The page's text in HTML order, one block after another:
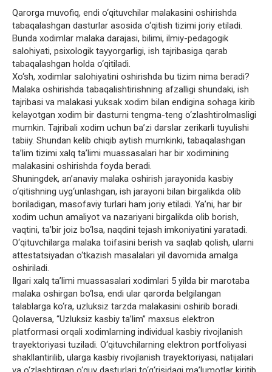
Qarorga muvofiq, endi o‘qituvchilar malakasini oshirishda
tabaqalashgan dasturlar asosida o‘qitish tizimi joriy etiladi.
Bunda xodimlar malaka darajasi, bilimi, ilmiy-pedagogik
salohiyati, psixologik tayyorgarligi, ish tajribasiga qarab
tabaqalashgan holda o‘qitiladi.
Xo‘sh, xodimlar salohiyatini oshirishda bu tizim nima beradi?
Malaka oshirishda tabaqalishtirishning afzalligi shundaki, ish
tajribasi va malakasi yuksak xodim bilan endigina sohaga kirib
kelayotgan xodim bir dasturni tengma-teng o‘zlashtirolmasligi
mumkin. Tajribali xodim uchun ba’zi darslar zerikarli tuyulishi
tabiiy. Shundan kelib chiqib aytish mumkinki, tabaqalashgan
ta’lim tizimi xalq ta’limi muassasalari har bir xodimining
malakasini oshirishda foyda beradi.
Shuningdek, an’anaviy malaka oshirish jarayonida kasbiy
o‘qitishning uyg‘unlashgan, ish jarayoni bilan birgalikda olib
boriladigan, masofaviy turlari ham joriy etiladi. Ya’ni, har bir
xodim uchun amaliyot va nazariyani birgalikda olib borish,
vaqtini, ta’bir joiz bo‘lsa, naqdini tejash imkoniyatini yaratadi.
O‘qituvchilarga malaka toifasini berish va saqlab qolish, ularni
attestatsiyadan o‘tkazish masalalari yil davomida amalga
oshiriladi.
Ilgari xalq ta’limi muassasalari xodimlari 5 yilda bir marotaba
malaka oshirgan bo‘lsa, endi ular qarorda belgilangan
talablarga ko‘ra, uzluksiz tarzda malakasini oshirib boradi.
Qolaversa, “Uzluksiz kasbiy ta’lim” maxsus elektron
platformasi orqali xodimlarning individual kasbiy rivojlanish
trayektoriyasi tuziladi. O‘qituvchilarning elektron portfoliyasi
shakllantirilib, ularga kasbiy rivojlanish trayektoriyasi, natijalari